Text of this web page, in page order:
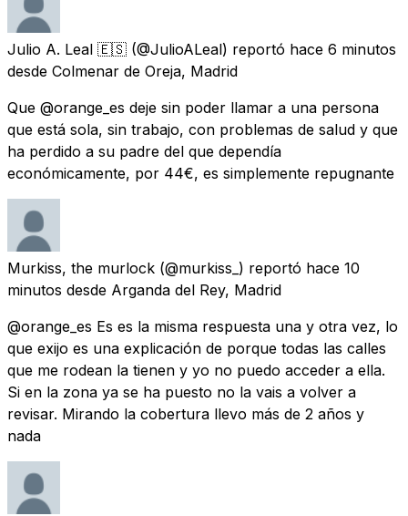
Julio A. Leal 🇪🇸 (@JulioALeal) reportó hace 6 minutos
desde Colmenar de Oreja, Madrid
Que @orange_es deje sin poder llamar a una persona
que está sola, sin trabajo, con problemas de salud y que
ha perdido a su padre del que dependía
económicamente, por 44€, es simplemente repugnante
Murkiss, the murlock (@murkiss_) reportó hace 10
minutos desde Arganda del Rey, Madrid
@orange_es Es es la misma respuesta una y otra vez, lo
que exijo es una explicación de porque todas las calles
que me rodean la tienen y yo no puedo acceder a ella.
Si en la zona ya se ha puesto no la vais a volver a
revisar. Mirando la cobertura llevo más de 2 años y
nada